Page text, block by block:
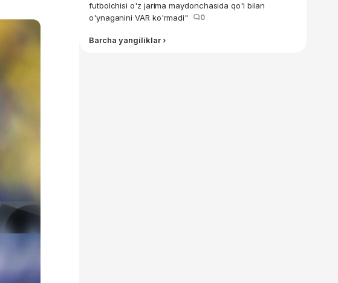
futbolchisi o'z jarima maydonchasida qo'l bilan
o'ynaganini VAR ko'rmadi"
0
Barcha yangiliklar ›